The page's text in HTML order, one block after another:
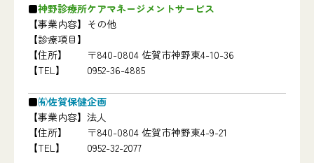
神野診療所ケアマネージメントサービス
【事業内容】 その他
【診療項目】
【住所】
〒840-0804 佐賀市神野東4-10-36
【TEL】
0952-36-4885
㈲佐賀保健企画
【事業内容】 法人
【住所】
〒840-0804 佐賀市神野東4-9-21
【TEL】
0952-32-2077